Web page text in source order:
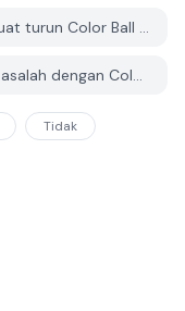
Adakah saya perlu akaun untuk memuat turun Color Ball Sort : Puzzle Game dari PGYER APK HUB?
Bagaimana saya boleh melaporkan masalah dengan Color Ball Sort : Puzzle Game di PGYER APK HUB?
Tidak